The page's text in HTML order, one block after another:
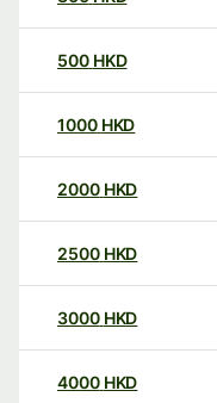
500 HKD
1000 HKD
2000 HKD
2500 HKD
3000 HKD
4000 HKD